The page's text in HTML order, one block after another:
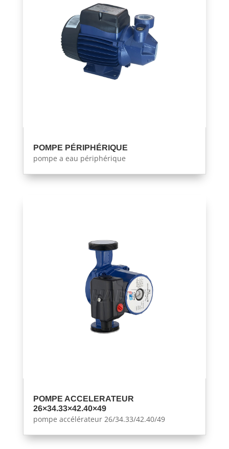
POMPE PÉRIPHÉRIQUE
pompe a eau périphérique
POMPE ACCELERATEUR
26×34.33×42.40×49
pompe accélérateur 26/34.33/42.40/49